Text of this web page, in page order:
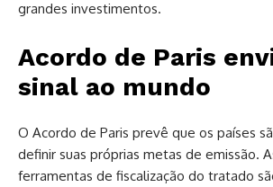
grandes investimentos.
Acordo de Paris
sinal ao mundo
O Acordo de Paris prevê que os países
definir suas próprias metas de emissão.
ferramentas de fiscalização do tratado